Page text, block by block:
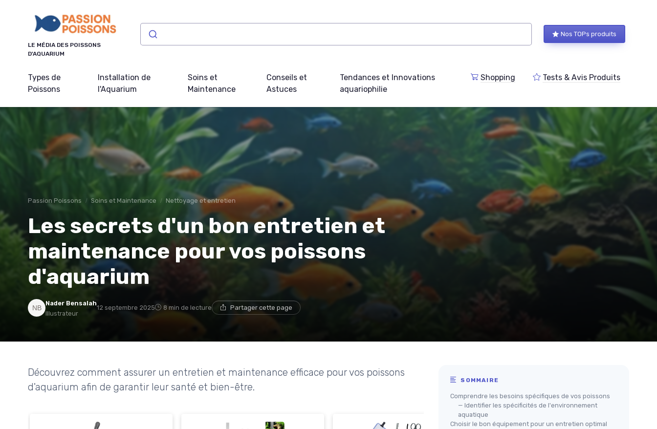
LE MÉDIA DES POISSONS
D'AQUARIUM
Nos TOPs produits
Types de
Poissons
Installation de
l'Aquarium
Soins et
Maintenance
Conseils et
Astuces
Tendances et Innovations
aquariophilie
Shopping Tests & Avis Produits
Passion Poissons Soins et Maintenance Nettoyage et entretien
Les secrets d'un bon entretien et
maintenance pour vos poissons
d'aquarium
Nader Bensalah
Illustrateur
12 septembre 2025 8 min de lecture Partager cette page
Découvrez comment assurer un entretien et maintenance efficace pour vos poissons
d'aquarium afin de garantir leur santé et bien-être.
SOMMAIRE
Comprendre les besoins spécifiques de vos poissons
— Identifier les spécificités de l'environnement
aquatique
Choisir le bon équipement pour un entretien optimal